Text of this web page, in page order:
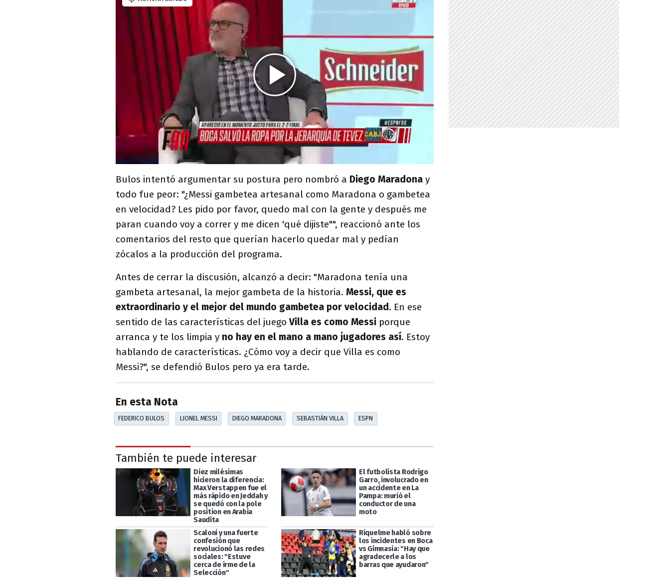
Bulos intentó argumentar su postura pero nombró a Diego Maradona y
todo fue peor: "¿Messi gambetea artesanal como Maradona o gambetea
en velocidad? Les pido por favor, quedo mal con la gente y después me
paran cuando voy a correr y me dicen 'qué dijiste"", reaccionó ante los
comentarios del resto que querían hacerlo quedar mal y pedían
zócalos a la producción del programa.
Antes de cerrar la discusión, alcanzó a decir: "Maradona tenía una
gambeta artesanal, la mejor gambeta de la historia. Messi, que es
extraordinario y el mejor del mundo gambetea por velocidad. En ese
sentido de las características del juegoVilla es como Messi porque
arranca y te los limpia y no hay en el mano a mano jugadores así. Estoy
hablando de características. ¿Cómo voy a decir que Villa es como
Messi?", se defendió Bulos pero ya era tarde.
En esta Nota
FEDERICO BULOS LIONEL MESSI DIEGO MARADONA SEBASTIÁN VILLA ESPN
También te puede interesar
Diez milésimas
hicieron la diferencia:
Max Verstappen fue el
más rápido en Jeddah y
se quedó con la pole
position en Arabia
Saudita
El futbolista Rodrigo
Garro, involucrado en
un accidente en La
Pampa: murió el
conductor de una
moto
Scaloni y una fuerte
confesión que
revolucionó las redes
sociales: "Estuve
cerca de irme de la
Selección"
Riquelme habló sobre
los incidentes en Boca
vs Gimnasia: "Hay que
agradecerle a los
barras que ayudaron"